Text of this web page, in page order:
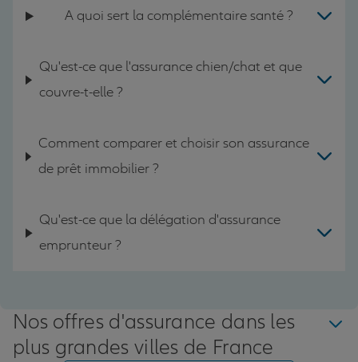
A quoi sert la complémentaire santé ?
Qu'est-ce que l'assurance chien/chat et que
couvre-t-elle ?
Comment comparer et choisir son assurance
de prêt immobilier ?
Qu'est-ce que la délégation d'assurance
emprunteur ?
Nos offres d'assurance dans les
plus grandes villes de France